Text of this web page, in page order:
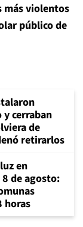
más violentos
público de
cerraban
de
retirarlos
en
de agosto:
horas